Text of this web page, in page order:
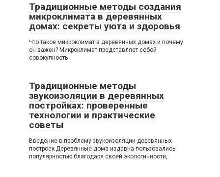
Традиционные методы создания
микроклимата в деревянных
домах: секреты уюта и здоровья
Что такое микроклимат в деревянных домах и почему
он важен? Микроклимат представляет собой
совокупность
Традиционные методы
звукоизоляции в деревянных
постройках: проверенные
технологии и практические
советы
Введение в проблему звукоизоляции деревянных
построек Деревянные дома издавна пользовались
популярностью благодаря своей экологичности,